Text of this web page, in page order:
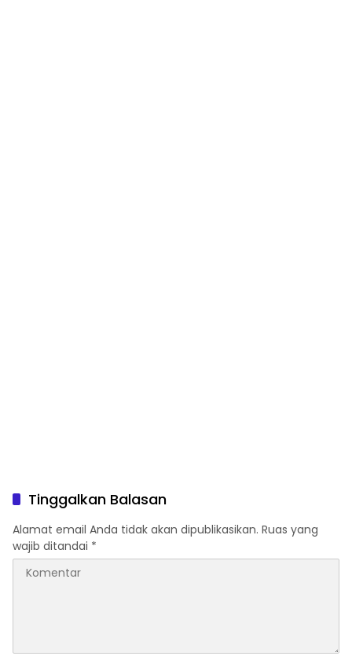
Tinggalkan Balasan
Alamat email Anda tidak akan dipublikasikan. Ruas yang
wajib ditandai *